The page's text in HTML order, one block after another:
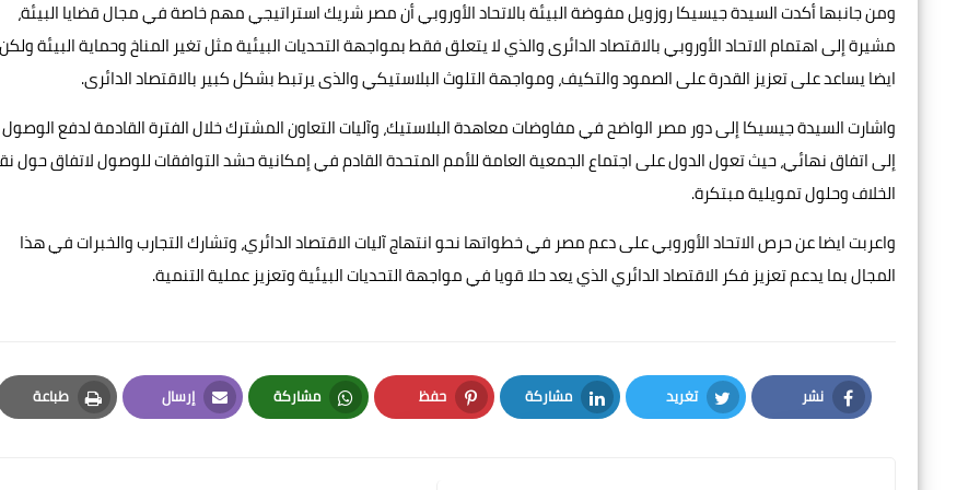
ومن جانبها أكدت السيدة جيسيكا روزويل مفوضة البيئة بالاتحاد الأوروبي أن مصر شريك استراتيجي مهم خاصة في مجال قضايا البيئة،
مشيرة إلى اهتمام الاتحاد الأوروبي بالاقتصاد الدائرى والذي لا يتعلق فقط بمواجهة التحديات البيئية مثل تغير المناخ وحماية البيئة ولكن
ايضا يساعد على تعزيز القدرة على الصمود والتكيف، ومواجهة التلوث البلاستيكي والذى يرتبط بشكل كبير بالاقتصاد الدائرى.
واشارت السيدة جيسيكا إلى دور مصر الواضح في مفاوضات معاهدة البلاستيك، وآليات التعاون المشترك خلال الفترة القادمة لدفع الوصول
إلى اتفاق نهائي، حيث تعول الدول على اجتماع الجمعية العامة للأمم المتحدة القادم في إمكانية حشد التوافقات للوصول لاتفاق حول
الخلاف وحلول تمويلية مبتكرة.
واعربت ايضا عن حرص الاتحاد الأوروبي على دعم مصر في خطواتها نحو انتهاج آليات الاقتصاد الدائري، وتشارك التجارب والخبرات في هذا
المجال بما يدعم تعزيز فكر الاقتصاد الدائري الذي يعد حلا قويا في مواجهة التحديات البيئية وتعزيز عملية التنمية.
نشر
Facebook
تغريد
Twitter
مشاركة
LinkedIn
حفظ
Pinterest
مشاركة
Whatsapp
إرسال
Email
طباعة
Print